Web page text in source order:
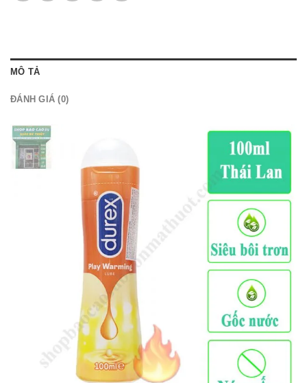
MÔ TẢ
ĐÁNH GIÁ (0)